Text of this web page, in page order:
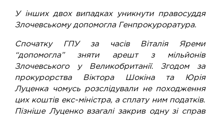
У інших двох випадках уникнути правосуддя
Злочевському допомогла Генпрокуроратура.
Спочатку ГПУ за часів Віталія Яреми
“допомогла” зняти арешт з мільйонів
Злочевського у Великобританії. Згодом за
прокурорства Віктора Шокіна та Юрія
Луценка чомусь розслідували не походження
цих коштів екс-міністра, а сплату ним податків.
Пізніше Луценко взагалі закрив одну зі справ